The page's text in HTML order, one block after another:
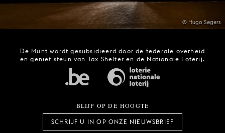
© Hugo Segers
De Munt wordt gesubsidieerd door de federale overheid
en geniet steun van Tax Shelter en de Nationale Loterij.
BLIJF OP DE HOOGTE
SCHRIJF U IN OP ONZE NIEUWSBRIEF